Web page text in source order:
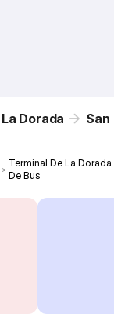
Dorada San
＞
Terminal De La
De Bus